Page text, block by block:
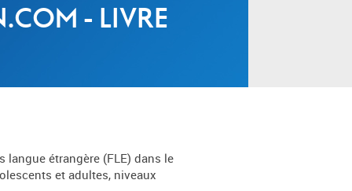
- LIVRE
langue étrangère (FLE) dans le
et adultes, niveaux